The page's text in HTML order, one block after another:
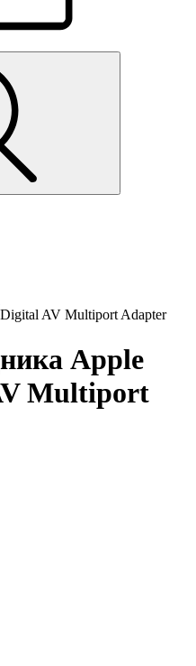
AV Multiport Adapter
Apple
Multiport